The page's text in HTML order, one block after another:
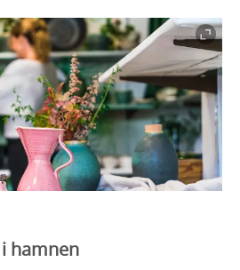
hamnen